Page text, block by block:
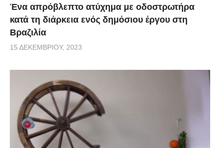
Ένα απρόβλεπτο ατύχημα με οδοστρωτήρα
κατά τη διάρκεια ενός δημόσιου έργου στη
Βραζιλία
15 ΔΕΚΕΜΒΡΊΟΥ, 2023